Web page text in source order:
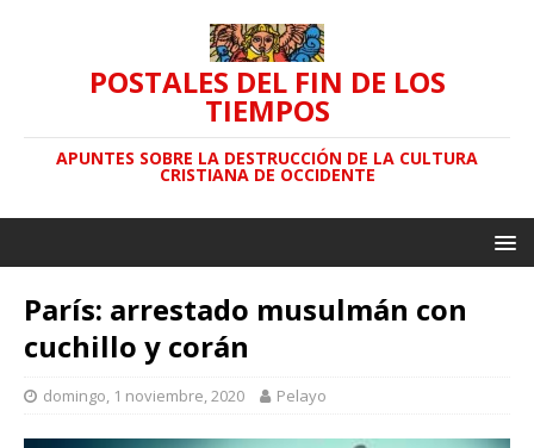
POSTALES DEL FIN DE LOS
TIEMPOS
APUNTES SOBRE LA DESTRUCCIÓN DE LA CULTURA
CRISTIANA DE OCCIDENTE
París: arrestado musulmán con
cuchillo y corán
domingo, 1 noviembre, 2020 Pelayo